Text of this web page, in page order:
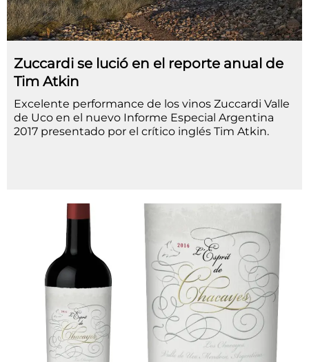
Zuccardi se lució en el reporte anual de
Tim Atkin
Excelente performance de los vinos Zuccardi Valle
de Uco en el nuevo Informe Especial Argentina
2017 presentado por el crítico inglés Tim Atkin.